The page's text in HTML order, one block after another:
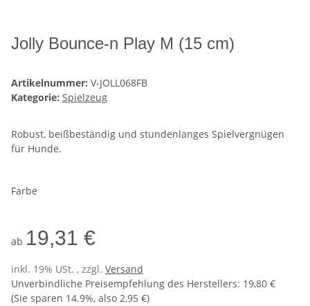
Jolly Bounce-n Play M (15 cm)
Artikelnummer: V-JOLL068FB
Kategorie: Spielzeug
Robust, beißbeständig und stundenlanges Spielvergnügen
für Hunde.
Farbe
ab 19,31 €
inkl. 19% USt. , zzgl. Versand
Unverbindliche Preisempfehlung des Herstellers: 19,80 €
(Sie sparen 14.9%, also 2,95 €)